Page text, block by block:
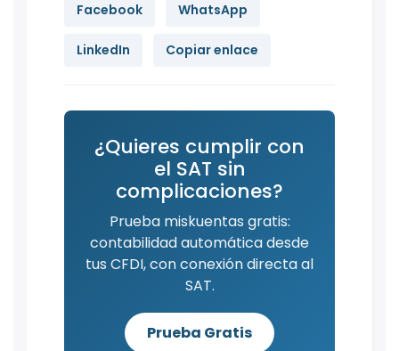
Facebook WhatsApp
LinkedIn Copiar enlace
¿Quieres cumplir con
el SAT sin
complicaciones?
Prueba miskuentas gratis:
contabilidad automática desde
tus CFDI, con conexión directa al
SAT.
Prueba Gratis